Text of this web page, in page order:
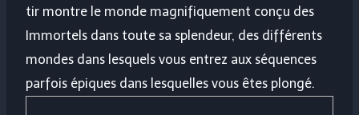
tir montre le monde magnifiquement conçu des
Immortels dans toute sa splendeur, des différents
mondes dans lesquels vous entrez aux séquences
parfois épiques dans lesquelles vous êtes plongé.